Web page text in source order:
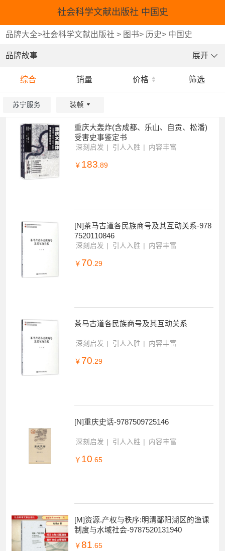
社会科学文献出版社 中国史
品牌大全>社会科学文献出版社 > 图书> 历史> 中国史
品牌故事 展开
综合 销量 价格 筛选
苏宁服务 装帧
重选 确认
重庆大轰炸(含成都、乐山、自贡、松潘)
受害史事鉴定书
深刻启发 引人入胜 内容丰富
￥ 183.89
[N]茶马古道各民族商号及其互动关系-978
7520110846
深刻启发 引人入胜 内容丰富
￥ 70 .29
茶马古道各民族商号及其互动关系
深刻启发 引人入胜 内容丰富
￥ 70.29
[N]重庆史话-9787509725146
深刻启发 引人入胜 内容丰富
￥ 10 .65
[M]资源.产权与秩序:明清鄱阳湖区的渔课
制度与水域社会-9787520131940
￥ 81.65